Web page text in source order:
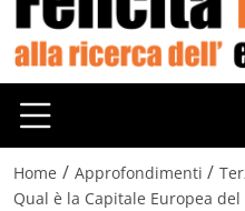
Home / Approfondimenti /
Qual è la Capitale Europea